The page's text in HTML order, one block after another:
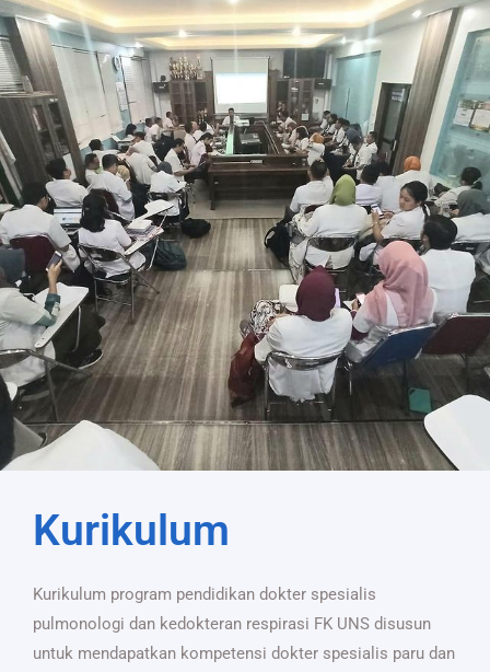
Kurikulum
Kurikulum program pendidikan dokter spesialis
pulmonologi dan kedokteran respirasi FK UNS disusun
untuk mendapatkan kompetensi dokter spesialis paru dan